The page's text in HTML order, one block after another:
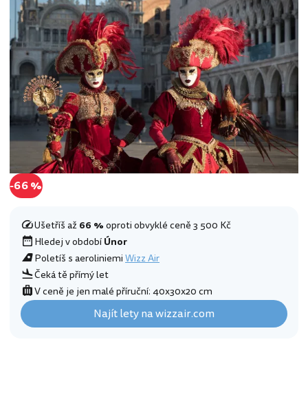
-66 %
Ušetříš až66 %oproti obvyklé ceně 3 500 Kč
Hledej v obdobíÚnor
Poletíš s aeroliniemiWizz Air
Čeká tě přímý let
V ceně je jen malé příruční: 40x30x20 cm
Najít lety na wizzair.com